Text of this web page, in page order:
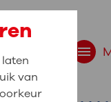
van